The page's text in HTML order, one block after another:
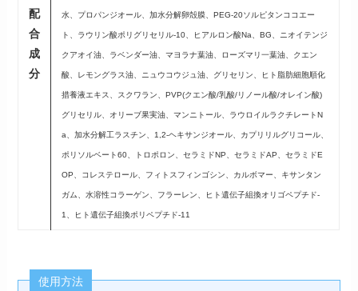
配
合
成
分
水、プロパンジオール、加水分解卵殻膜、PEG-20ソルピタンココエー
ト、ラウリン酸ポリグリセリル-10、ヒアルロン酸Na、BG、ニオイテンジ
クアオイ油、ラベンダー油、マヨラナ葉油、ローズマリ一葉油、クエン
酸、レモングラス油、ニュウコウジュ油、グリセリン、ヒト脂肪細胞順化
措養液エキス、スクワラン、PVP(クエン酸/乳酸/リノール酸/オレイン酸)
グリセリル、オリーブ果実油、マンニトール、ラウロイルラクチレートN
a、加水分解工ラスチン、1,2-ヘキサンジオール、カプリリルグリコール、
ポリソルベート60、トロポロン、セラミドNP、セラミドAP、セラミドE
OP、コレステロール、フィトスフィンゴシン、カルボマー、キサンタン
ガム、水溶性コラーゲン、フラーレン、ヒト遺伝子組換オリゴペプチド-
1、ヒト遺伝子組換ポリペプチド-11
使用方法